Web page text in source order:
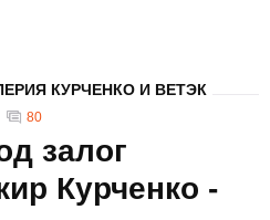
КУРЧЕНКО И ВЕТЭК
80
залог
Курченко -